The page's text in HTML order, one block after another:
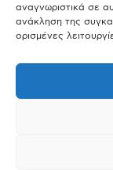
αναγνωριστικά σε
ανάκληση της
ορισμένες
09.04.2026